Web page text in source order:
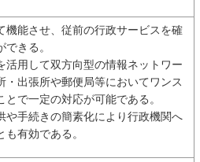
機能させ、従前の行政サービスを確
きる。
活用して双方向型の情報ネットワー
・出張所や郵便局等においてワンス
とで一定の対応が可能である。
や手続きの簡素化により行政機関へ
有効である。